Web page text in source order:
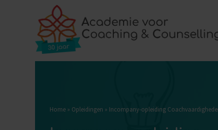
Home » Opleidingen » Incompany-opleiding